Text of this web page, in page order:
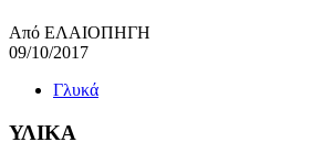
Από ΕΛΑΙΟΠΗΓΗ
09/10/2017
Γλυκά
ΥΛΙΚΑ